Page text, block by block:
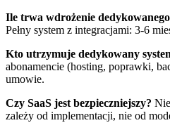
Ile trwa wdrożenie dedykowanego
Pełny system z integracjami: 3-6
Kto utrzymuje dedykowany
abonamencie (hosting, poprawki,
umowie.
Czy SaaS jest bezpieczniejszy?
zależy od implementacji, nie od